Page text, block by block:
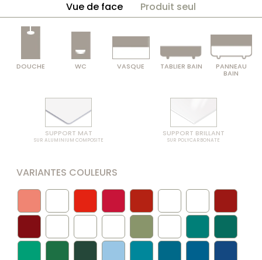
Vue de face Produit seul
DOUCHE WC VASQUE TABLIER BAIN PANNEAU
BAIN
SUPPORT MAT
SUR ALUMINIUM COMPOSITE
SUPPORT BRILLANT
SUR POLYCARBONATE
VARIANTES COULEURS